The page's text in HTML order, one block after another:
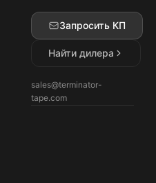
Запросить КП
Найти дилера
sales@terminator-
tape.com